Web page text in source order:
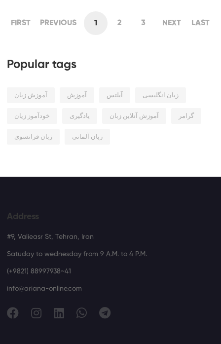
FIRST PREVIOUS 1 2 3 NEXT LAST
Popular tags
آموزش زبان آموزش آیلتس زبان انگلیسی
خودآموز زیان یادگیری آموزش آنلاین زبان گرامر
زبان فرانسوی زبان آلمانی
Address
#9, Valieasr St, Tehran, Iran
Satuday to wednesday from 9 A.M. to 4 P.M.
(+9821) 88997938~41
info@ariana-online.com